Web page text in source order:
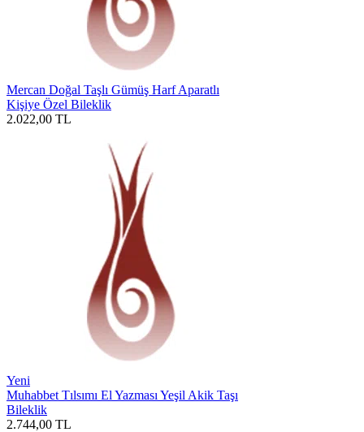
Mercan Doğal Taşlı Gümüş Harf Aparatlı
Kişiye Özel Bileklik
2.022,00 TL
Yeni
Muhabbet Tılsımı El Yazması Yeşil Akik Taşı
Bileklik
2.744,00 TL